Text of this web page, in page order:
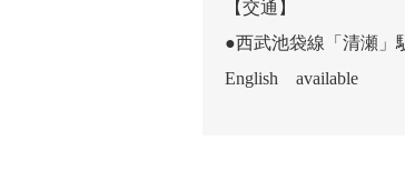
【交通】
●西武池袋線「清瀬」
English available